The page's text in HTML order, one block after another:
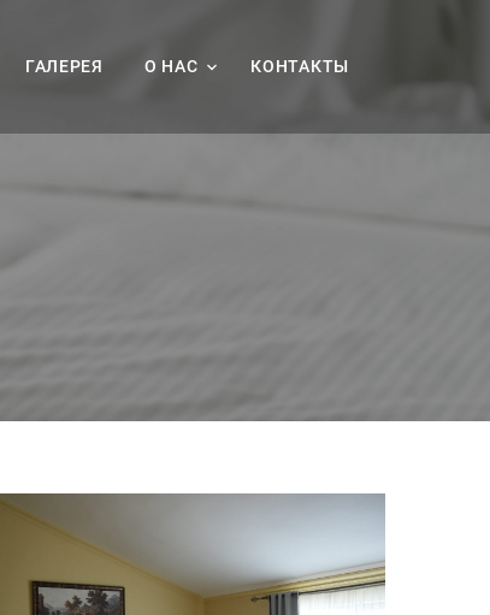
ГАЛЕРЕЯ О НАС КОНТАКТЫ